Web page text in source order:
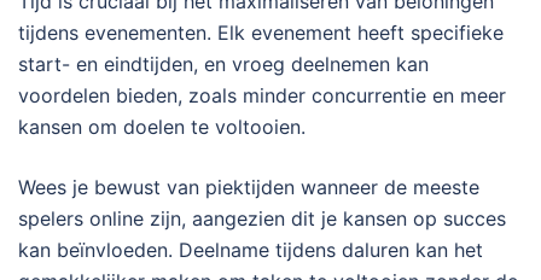
tijdens evenementen. Elk evenement heeft specifieke
start- en eindtijden, en vroeg deelnemen kan
voordelen bieden, zoals minder concurrentie en meer
kansen om doelen te voltooien.
Wees je bewust van piektijden wanneer de meeste
spelers online zijn, aangezien dit je kansen op succes
kan beïnvloeden. Deelname tijdens daluren kan het